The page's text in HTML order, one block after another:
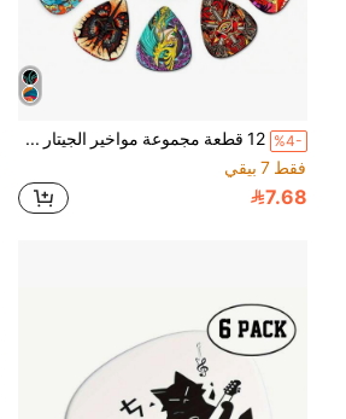
%4-
12 قطعة مجموعة مواخير الجيتار مع صندوق معدني - خيارات سمك 0.46/0.71/1.0 ملم، اكسسوارات آلة موسيقية ذات تصميم بانك ملون، مواخير الأوكولليلي، هدايا لعشاق الموسيقى بتصميم حيوي
فقط 7 بيقي
7.68